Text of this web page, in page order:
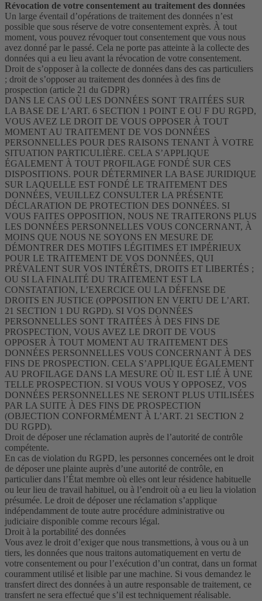
Révocation de votre consentement au traitement des données
Un large éventail d’opérations de traitement des données n’est
possible que sous réserve de votre consentement exprès. À tout
moment, vous pouvez révoquer tout consentement que vous nous
avez donné par le passé. Cela ne porte pas atteinte à la collecte des
données qui a eu lieu avant la révocation de votre consentement.
Droit de s’opposer à la collecte de données dans des cas particuliers
; droit de s’opposer au traitement des données à des fins de
prospection (article 21 du GDPR)
DANS LE CAS OÙ LES DONNÉES SONT TRAITÉES SUR
LA BASE DE L’ART. 6 SECTION 1 POINT E OU F DU RGPD,
VOUS AVEZ LE DROIT DE VOUS OPPOSER À TOUT
MOMENT AU TRAITEMENT DE VOS DONNÉES
PERSONNELLES POUR DES RAISONS TENANT À VOTRE
SITUATION PARTICULIÈRE. CELA S’APPLIQUE
ÉGALEMENT À TOUT PROFILAGE FONDÉ SUR CES
DISPOSITIONS. POUR DÉTERMINER LA BASE JURIDIQUE
SUR LAQUELLE EST FONDÉ LE TRAITEMENT DES
DONNÉES, VEUILLEZ CONSULTER LA PRÉSENTE
DÉCLARATION DE PROTECTION DES DONNÉES. SI
VOUS FAITES OPPOSITION, NOUS NE TRAITERONS PLUS
LES DONNÉES PERSONNELLES VOUS CONCERNANT, À
MOINS QUE NOUS NE SOYONS EN MESURE DE
DÉMONTRER DES MOTIFS LÉGITIMES ET IMPÉRIEUX
POUR LE TRAITEMENT DE VOS DONNÉES, QUI
PRÉVALENT SUR VOS INTÉRÊTS, DROITS ET LIBERTÉS ;
OU SI LA FINALITÉ DU TRAITEMENT EST LA
CONSTATATION, L’EXERCICE OU LA DÉFENSE DE
DROITS EN JUSTICE (OPPOSITION EN VERTU DE L’ART.
21 SECTION 1 DU RGPD). SI VOS DONNÉES
PERSONNELLES SONT TRAITÉES À DES FINS DE
PROSPECTION, VOUS AVEZ LE DROIT DE VOUS
OPPOSER À TOUT MOMENT AU TRAITEMENT DES
DONNÉES PERSONNELLES VOUS CONCERNANT À DES
FINS DE PROSPECTION. CELA S’APPLIQUE ÉGALEMENT
AU PROFILAGE DANS LA MESURE OÙ IL EST LIÉ À UNE
TELLE PROSPECTION. SI VOUS VOUS Y OPPOSEZ, VOS
DONNÉES PERSONNELLES NE SERONT PLUS UTILISÉES
PAR LA SUITE À DES FINS DE PROSPECTION
(OBJECTION CONFORMÉMENT À L’ART. 21 SECTION 2
DU RGPD).
Droit de déposer une réclamation auprès de l’autorité de contrôle
compétente.
En cas de violation du RGPD, les personnes concernées ont le droit
de déposer une plainte auprès d’une autorité de contrôle, en
particulier dans l’État membre où elles ont leur résidence habituelle
ou leur lieu de travail habituel, ou à l’endroit où a eu lieu la violation
présumée. Le droit de déposer une réclamation s’applique
indépendamment de toute autre procédure administrative ou
judiciaire disponible comme recours légal.
Droit à la portabilité des données
Vous avez le droit d’exiger que nous transmettions, à vous ou à un
tiers, les données que nous traitons automatiquement en vertu de
votre consentement ou pour l’exécution d’un contrat, dans un format
couramment utilisé et lisible par une machine. Si vous demandez le
transfert direct des données à un autre responsable de traitement, ce
transfert ne sera effectué que s’il est techniquement réalisable.